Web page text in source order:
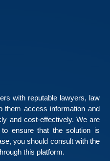
with reputable lawyers, law
them access information and
and cost-effectively. We are
ensure that the solution is
you should consult with the
this platform.